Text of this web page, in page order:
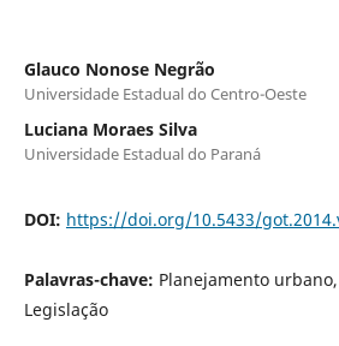
Glauco Nonose Negrão
Universidade Estadual do Centro-Oeste
Luciana Moraes Silva
Universidade Estadual do Paraná
DOI: https://doi.org/10.5433/
Palavras-chave: Planejamento
Legislação